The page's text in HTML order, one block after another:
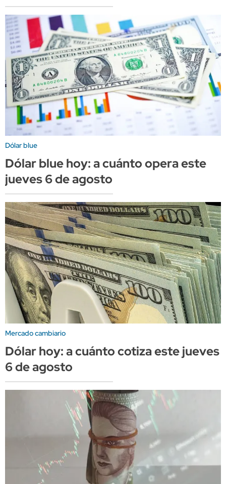
Dólar blue
Dólar blue hoy: a cuánto opera este
jueves 6 de agosto
Mercado cambiario
Dólar hoy: a cuánto cotiza este jueves
6 de agosto